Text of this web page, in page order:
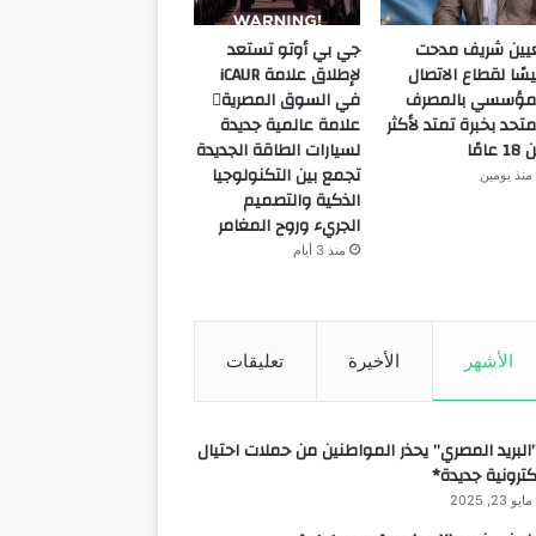
شريف مدحت
لقطاع الاتصال
بالمصرف
بخبرة تمتد لأكثر
منذ يومين
جي بي أوتو تستعد
لإطلاق علامة iCAUR
في السوق المصرية
علامة عالمية جديدة
لسيارات الطاقة الجديدة
تجمع بين التكنولوجيا
الذكية والتصميم
الجريء وروح المغامر
منذ 3 أيام
الأشهر الأخيرة تعليقات
المصري” يحذر المواطنين من حملات احتيال
جديدة*
مايو 23, 2025